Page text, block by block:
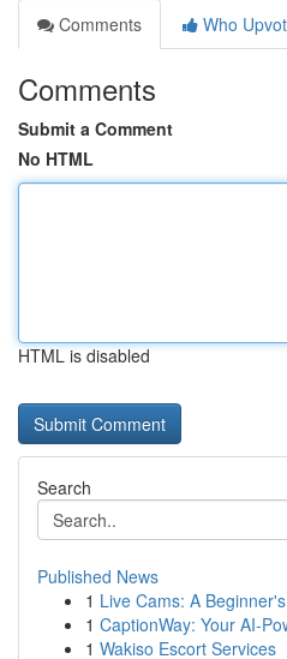
Comments
Who
Comments
Submit a Comment
No HTML
HTML is disabled
Search
Published News
1 Live Cams: A
1 CaptionWay: Your AI-
1 Wakiso Escort Services